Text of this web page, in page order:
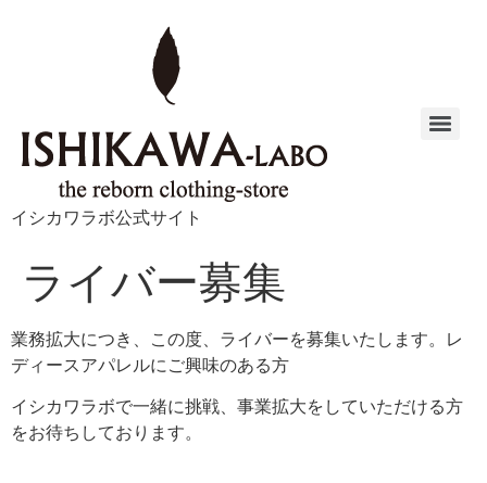
イシカワラボ公式サイト
ライバー募集
業務拡大につき、この度、ライバーを募集いたします。レ
ディースアパレルにご興味のある方
イシカワラボで一緒に挑戦、事業拡大をしていただける方
をお待ちしております。